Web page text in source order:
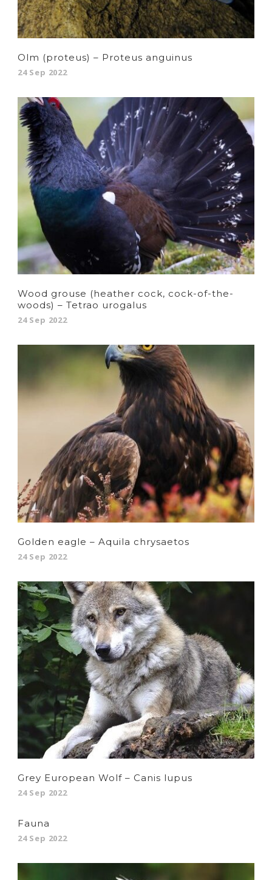
Olm (proteus) – Proteus anguinus
24 Sep 2022
Wood grouse (heather cock, cock-of-the-
woods) – Tetrao urogalus
24 Sep 2022
Golden eagle – Aquila chrysaetos
24 Sep 2022
Grey European Wolf – Canis lupus
24 Sep 2022
Fauna
24 Sep 2022